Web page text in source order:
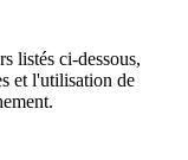
listés ci-dessous,
et l'utilisation de